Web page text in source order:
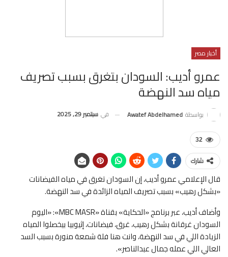
أخبار مصر
عمرو أديب: السودان بتغرق بسبب تصريف
مياه سد النهضة
بواسطة Awatef Abdelhamed في سبتمبر 29, 2025
32
شارك
قال الإعلامي عمرو أديب، إن السودان تغرق في مياه الفيضانات
«بشكل رهيب» بسبب تصريف المياه الزائدة في سد النهضة.
وأضاف أديب، عبر برنامج «الحكاية» بقناة «MBC MASR»: «اليوم
السودان غرقانة بشكل رهيب، غرق، فيضانات، إثيوبيا بيخصلوا المياه
الزيادة اللي في سد النهضة، وانت هنا فلة شمعة منورة بسبب السد
العالي اللي عمله جمال عبدالناصر».